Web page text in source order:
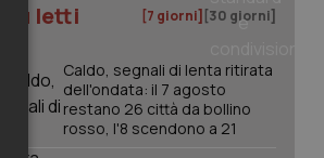
I più letti [7 giorni] [30 giorni]
Caldo, segnali di lenta ritirata
dell'ondata: il 7 agosto
restano 26 città da bollino
rosso, l'8 scendono a 21